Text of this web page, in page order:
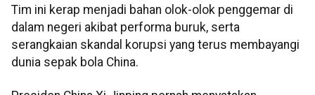
Tim ini kerap menjadi bahan olok-olok penggemar di
dalam negeri akibat performa buruk, serta
serangkaian skandal korupsi yang terus membayangi
dunia sepak bola China.